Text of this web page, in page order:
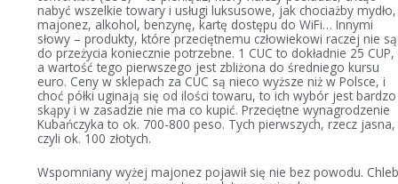
nabyć wszelkie towary i usługi luksusowe, jak chociażby mydło,
majonez, alkohol, benzynę, kartę dostępu do WiFi… Innymi
słowy – produkty, które przeciętnemu człowiekowi raczej nie są
do przeżycia koniecznie potrzebne. 1 CUC to dokładnie 25 CUP,
a wartość tego pierwszego jest zbliżona do średniego kursu
euro. Ceny w sklepach za CUC są nieco wyższe niż w Polsce, i
choć półki uginają się od ilości towaru, to ich wybór jest bardzo
skąpy i w zasadzie nie ma co kupić. Przeciętne wynagrodzenie
Kubańczyka to ok. 700-800 peso. Tych pierwszych, rzecz jasna,
czyli ok. 100 złotych.
Wspomniany wyżej majonez pojawił się nie bez powodu.